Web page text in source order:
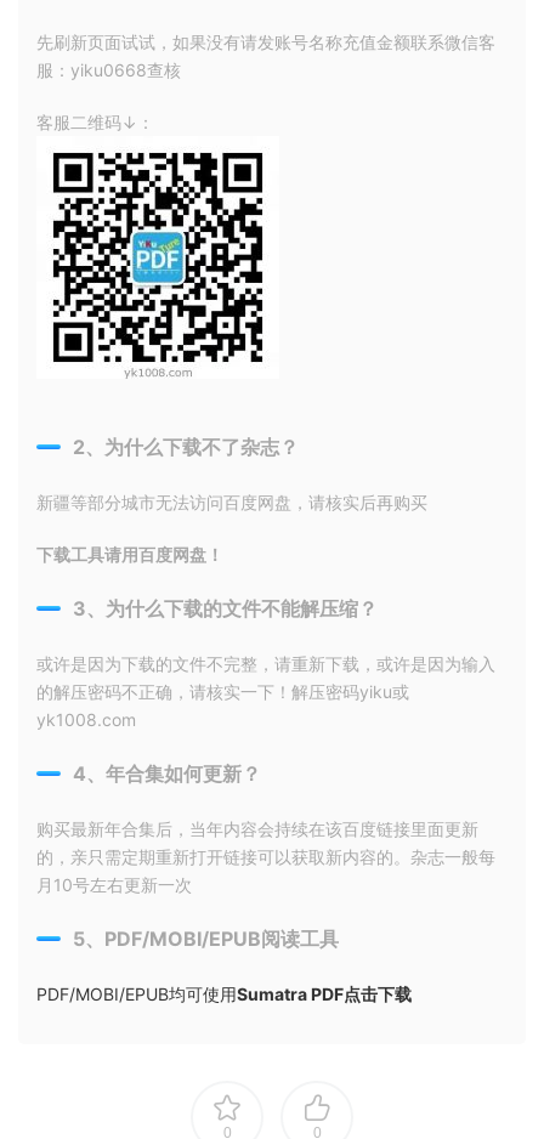
先刷新页面试试，如果没有请发账号名称充值金额联系微信客
服：yiku0668查核
客服二维码↓：
2、为什么下载不了杂志？
新疆等部分城市无法访问百度网盘，请核实后再购买
下载工具请用百度网盘！
3、为什么下载的文件不能解压缩？
或许是因为下载的文件不完整，请重新下载，或许是因为输入
的解压密码不正确，请核实一下！解压密码yiku或
yk1008.com
4、年合集如何更新？
购买最新年合集后，当年内容会持续在该百度链接里面更新
的，亲只需定期重新打开链接可以获取新内容的。杂志一般每
月10号左右更新一次
5、PDF/MOBI/EPUB阅读工具
PDF/MOBI/EPUB均可使用Sumatra PDF点击下载
0 0